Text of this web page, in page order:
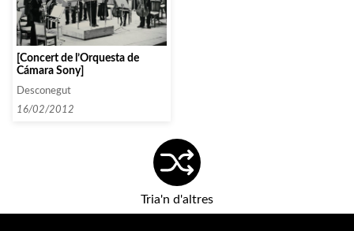
[Concert de l’Orquesta de
Cámara Sony]
Desconegut
16/02/2012
Tria'n d'altres